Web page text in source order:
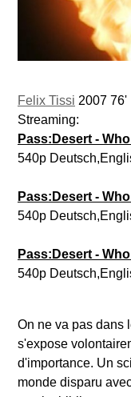
Felix Tissi 2007 76'
Streaming:
Pass:Desert -
540p
Pass:Desert -
540p
Pass:Desert -
540p
On ne va pas dans
s'expose
d'importance. Un
monde disparu